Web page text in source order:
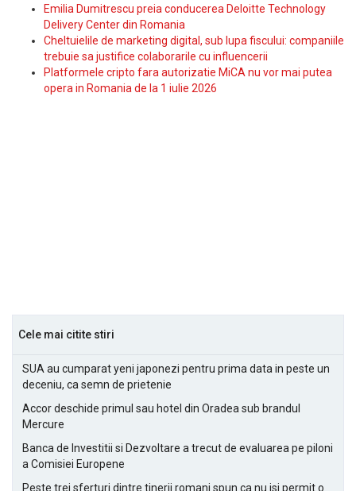
Emilia Dumitrescu preia conducerea Deloitte Technology
Delivery Center din Romania
Cheltuielile de marketing digital, sub lupa fiscului: companiile
trebuie sa justifice colaborarile cu influencerii
Platformele cripto fara autorizatie MiCA nu vor mai putea
opera in Romania de la 1 iulie 2026
Cele mai citite stiri
SUA au cumparat yeni japonezi pentru prima data in peste un
deceniu, ca semn de prietenie
Accor deschide primul sau hotel din Oradea sub brandul
Mercure
Banca de Investitii si Dezvoltare a trecut de evaluarea pe piloni
a Comisiei Europene
Peste trei sferturi dintre tinerii romani spun ca nu isi permit o